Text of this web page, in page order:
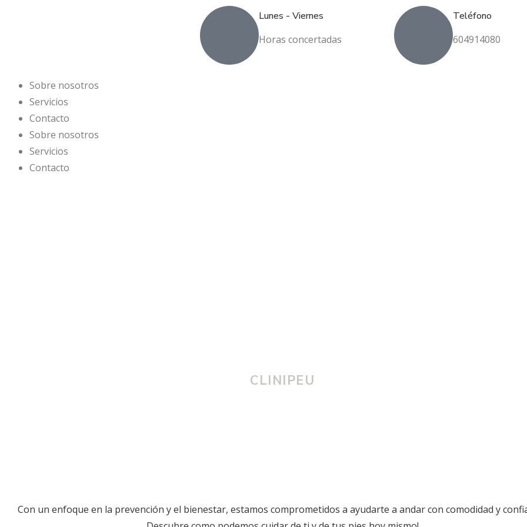
Lunes - Viernes
Horas concertadas
Teléfono
604914080
Sobre nosotros
Servicios
Contacto
Sobre nosotros
Servicios
Contacto
CLINIPEU
Con un enfoque en la prevención y el bienestar, estamos comprometidos a ayudarte a andar con comodidad y